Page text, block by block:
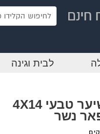
לבית וגינה
מברשת סיוד שיער טבעי 4X14